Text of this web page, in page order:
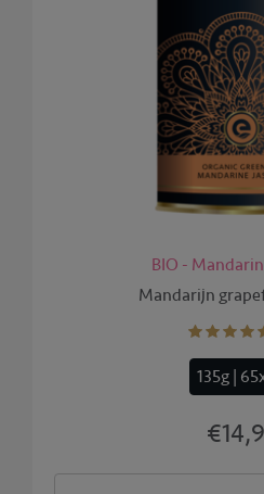
BIO -
Mandarijn
135g |